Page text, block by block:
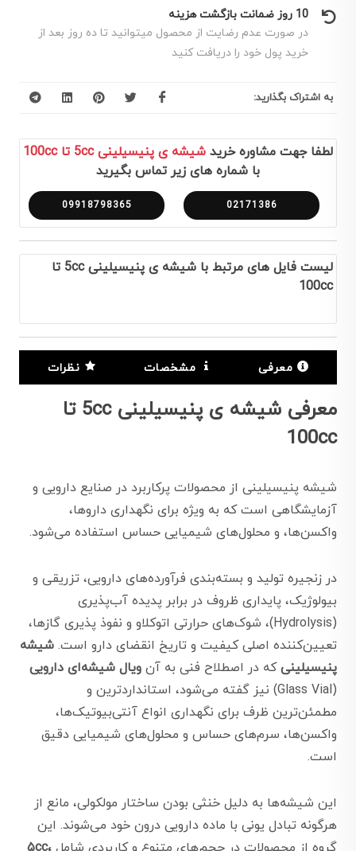
10 روز ضمانت بازگشت هزینه
در صورت عدم رضایت از محصول میتوانید تا ده روز بعد از
خرید پول خود را دریافت کنید
به اشتراک بگذارید:
لطفا جهت مشاوره خرید شیشه ی پنیسیلینی 5cc تا 100cc
با شماره های زیر تماس بگیرید
02171386
09918798365
لیست فایل های مرتبط با شیشه ی پنیسیلینی 5cc تا
100cc
معرفی مشخصات نظرات
معرفی شیشه ی پنیسیلینی 5cc تا
100cc
شیشه پنیسیلینی از محصولات پرکاربرد در صنایع دارویی و
آزمایشگاهی است که به ویژه برای نگهداری داروها،
واکسن‌ها، و محلول‌های شیمیایی حساس استفاده می‌شود.
در زنجیره تولید و بسته‌بندی فرآورده‌های دارویی، تزریقی و
بیولوژیک، پایداری ظروف در برابر پدیده آب‌پذیری
(Hydrolysis)، شوک‌های حرارتی اتوکلاو و نفوذ پذیری گازها،
تعیین‌کننده اصلی کیفیت و تاریخ انقضای دارو است. شیشه
پنیسیلینیکه در اصطلاح فنی به آن ویال شیشه‌ای دارویی
(Glass Vial) نیز گفته می‌شود، استانداردترین و
مطمئن‌ترین ظرف برای نگهداری انواع آنتی‌بیوتیک‌ها،
واکسن‌ها، سرم‌های حساس و محلول‌های شیمیایی دقیق
است.
این شیشه‌ها به دلیل خنثی بودن ساختار مولکولی، مانع از
هرگونه تبادل یونی با ماده دارویی درون خود می‌شوند. این